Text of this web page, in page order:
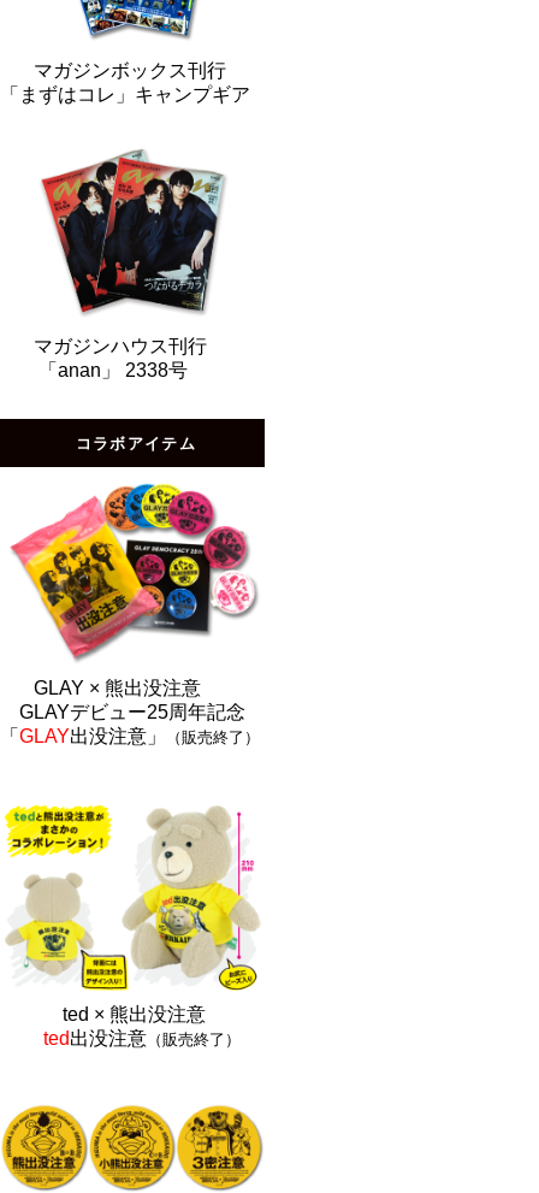
マガジンボックス刊行
「まずはコレ」キャンプギア
マガジンハウス刊行
「anan」 2338号
コラボアイテム
GLAY × 熊出没注意
GLAYデビュー25周年記念
「 GLAY出没注意」 （販売終了）
ted × 熊出没注意
ted出没注意 （販売終了）